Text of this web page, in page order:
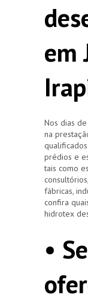
em
Nos dias
na
prédios e
tais como
fábricas,
confira
hidrotex
•